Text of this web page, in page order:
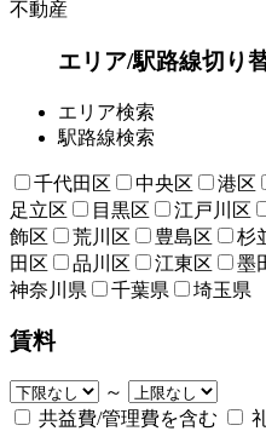
不動産
エリア/駅路線切り
エリア検索
駅路線検索
千代田区 中央区 港区
足立区
目黒区 江戸川区
飾区
荒川区 豊島区 杉
田区
品川区 江東区 墨
神奈川県
千葉県 埼玉県
賃料
～
共益費/管理費を含む